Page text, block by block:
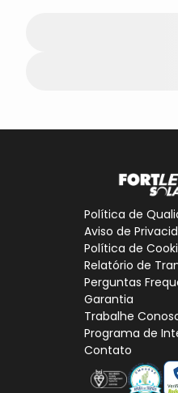
Política de
Aviso de
Política de
Relatório de
Perguntas
Garantia
Trabalhe
Programa de
Contato